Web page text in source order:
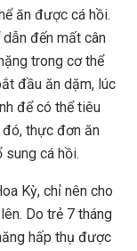
ăn được cá hồi.
đến mất cân
trong cơ thể
đầu ăn dặm, lúc
để có thể tiêu
đó, thực đơn ăn
sung cá hồi.
Kỳ, chỉ nên cho
Do trẻ 7 tháng
hấp thụ được